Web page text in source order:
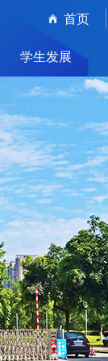
首页
学生发展